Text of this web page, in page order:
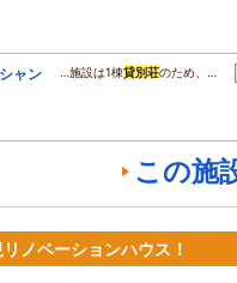
ャン
…施設は1棟貸別荘のため、…
この施
ノベーションハウス！